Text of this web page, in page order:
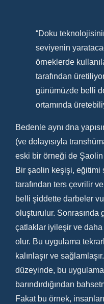
“Doku
seviyenin
örneklerde
tarafından
günümüzde belli
ortamında
Bedenle aynı dna
(ve dolayısıyla
eski bir örneği de Şaolin
Bir şaolin keşişi, eğitimi
tarafından ters çevrilir
belli şiddette darbeler
oluşturulur. Sonrasında
çatlaklar iyileşir ve
olur. Bu uygulama
kalınlaşır ve
düzeyinde, bu
barındırdığından
Fakat bu örnek,